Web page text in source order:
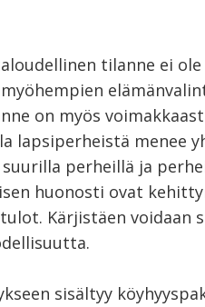
tilanne ei
on myös
lapsiperheistä menee
perheillä ja
huonosti ovat
Kärjistäen voidaan
sisältyy